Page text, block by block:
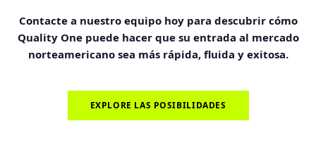
Contacte a nuestro equipo hoy para descubrir cómo
Quality One puede hacer que su entrada al mercado
norteamericano sea más rápida, fluida y exitosa.
EXPLORE LAS POSIBILIDADES